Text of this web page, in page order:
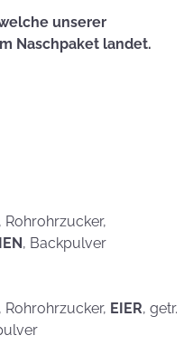
unserer
Naschpaket landet.
, Rohrohrzucker,
, Backpulver
, Rohrohrzucker, EIER, getr.